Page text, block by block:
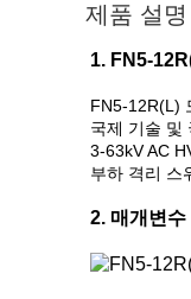
제품 설명
1. FN5-
FN5-12R(L)
국제 기술 및
3-63kV AC
부하 격리 스
2. 매개변수